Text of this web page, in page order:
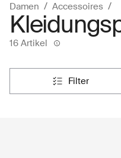
Damen Accessoires
16 Artikel
filter